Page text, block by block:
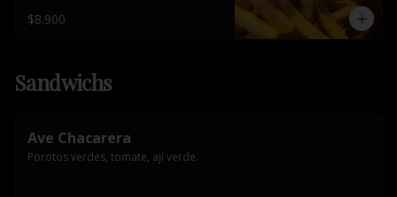
$8.900
Sandwichs
Ave Chacarera
Porotos verdes, tomate, ají verde.